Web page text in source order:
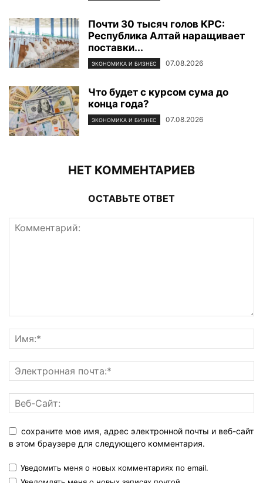
Почти 30 тысяч голов КРС:
Республика Алтай наращивает
поставки...
ЭКОНОМИКА И БИЗНЕС 07.08.2026
Что будет с курсом сума до
конца года?
ЭКОНОМИКА И БИЗНЕС 07.08.2026
НЕТ КОММЕНТАРИЕВ
ОСТАВЬТЕ ОТВЕТ
сохраните мое имя, адрес электронной почты и веб-сайт
в этом браузере для следующего комментария.
Уведомить меня о новых комментариях по email.